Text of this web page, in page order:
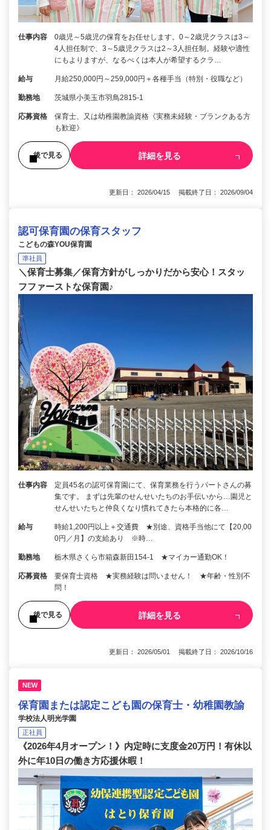
仕事内容
0歳児～5歳児の保育をお任せします。0～2歳児クラスは3～
4人担任制で、3～5歳児クラスは2～3人担任制。経験や適性
にもよりますが、なるべくは本人が希望するクラ…
給与 月給250,000円～259,000円＋各種手当（特別・役職など）
勤務地 茨城県小美玉市羽鳥2815-1
応募資格
保育士、又は幼稚園教諭資格《実務未経験・ブランクある方
も歓迎》
後で見る 詳細を見る
更新日： 2026/04/15 掲載終了日： 2026/09/04
認可保育園の保育スタッフ
こどもの森YOU保育園
準社員
＼保育士募集／保育方針がしっかりだから安心！スタッ
フファーストな保育園♪
仕事内容
定員45名の認可保育園にて、保育業務を行うパートさんの募
集です。 まずは先輩のせんせいたちのお手伝いから…園児と
せんせいたちと仲良くなり慣れてきたら本格的に各…
給与
時給1,200円以上＋交通費 ★別途、資格手当他にて【20,00
0円／月】の支給あり ※時…
勤務地 栃木県さくら市箱森新田154‐1 ★マイカー通勤OK！
応募資格
要保育士資格 ★実務経験は問いません！ ★年齢・性別不
問！
後で見る 詳細を見る
更新日： 2026/05/01 掲載終了日： 2026/10/16
NEW
保育園または認定こども園の保育士・幼稚園教諭
学校法人明光学園
正社員
《2026年4月オープン！》内定時に支度金20万円！有休以
外に年10日の働き方応援休暇！